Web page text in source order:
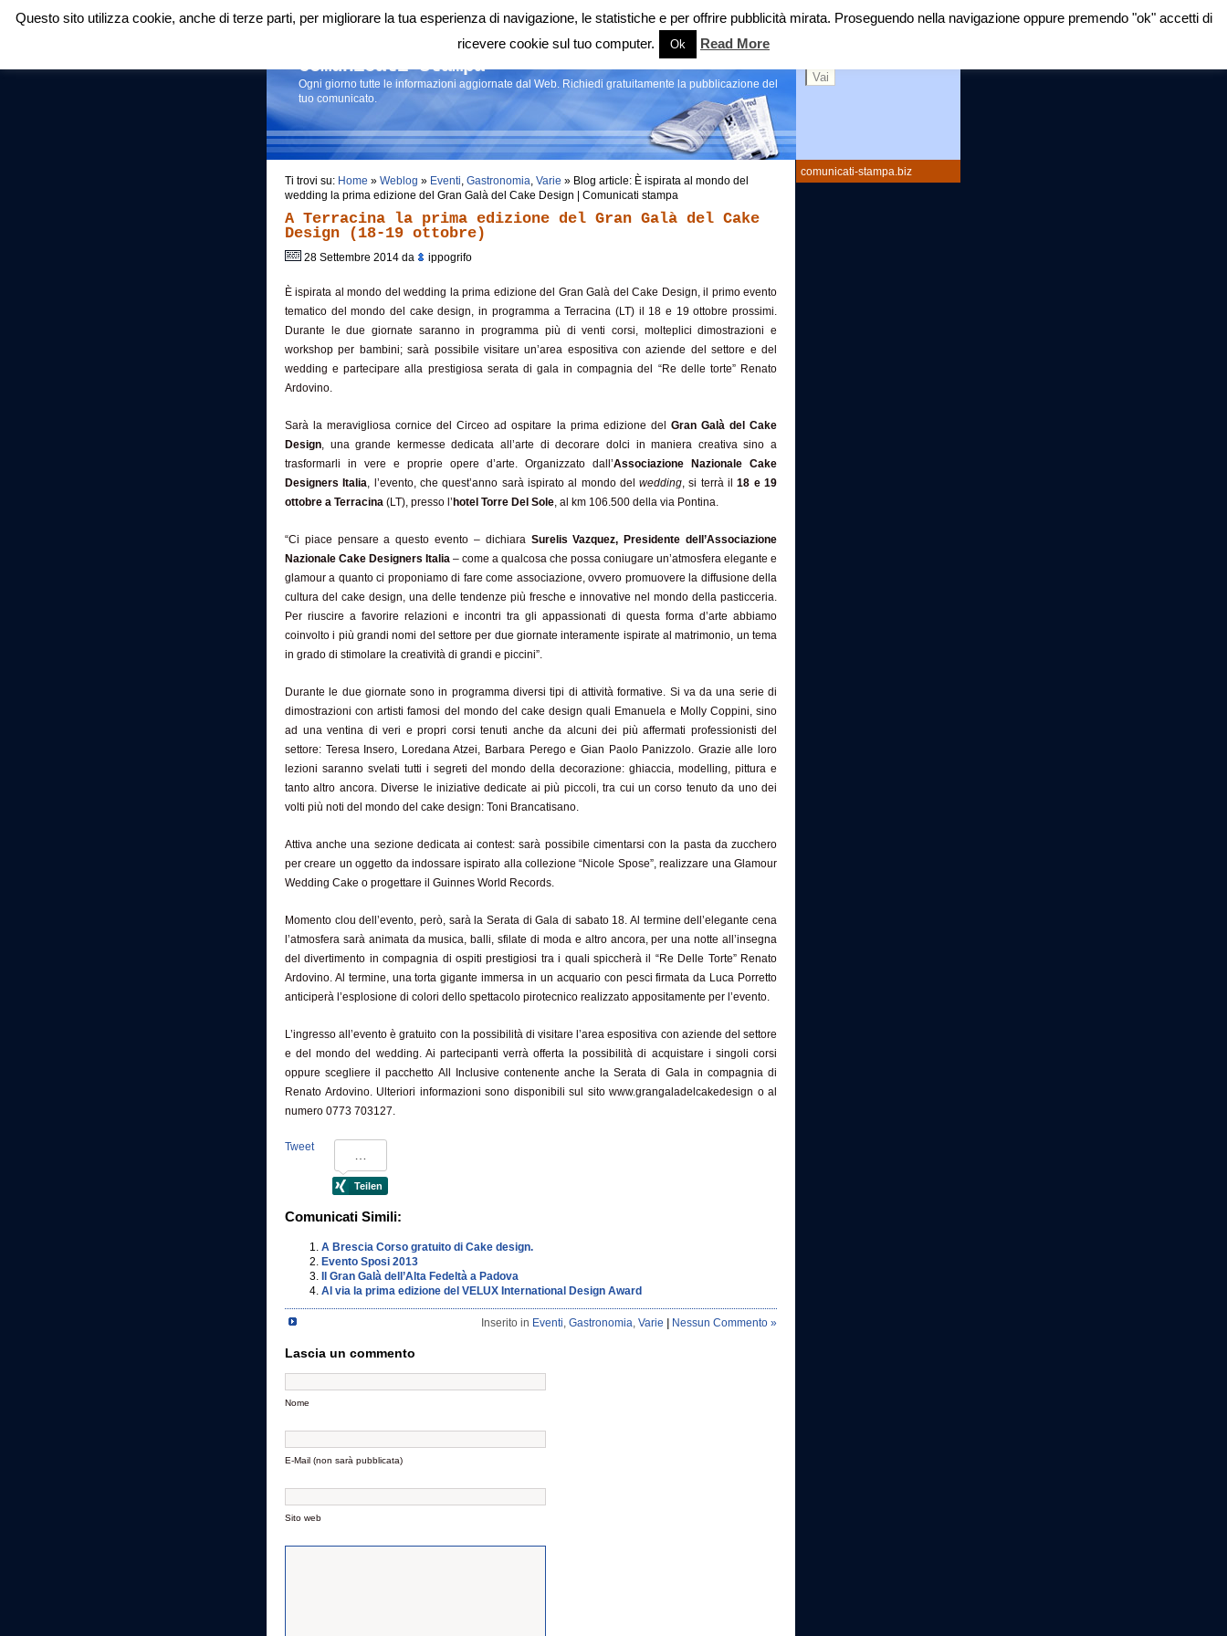
comunicati-stampa.biz
Login |RSS |
Comunicati stampa
Ogni giorno tutte le informazioni aggiornate dal Web. Richiedi gratuitamente la pubblicazione del
tuo comunicato.
Ti trovi su: Home » Weblog » Eventi, Gastronomia, Varie » Blog article: È ispirata al mondo del
wedding la prima edizione del Gran Galà del Cake Design | Comunicati stampa
A Terracina la prima edizione del Gran Galà del Cake
Design (18-19 ottobre)
28 Settembre 2014 da ippogrifo
È ispirata al mondo del wedding la prima edizione del Gran Galà del Cake Design, il primo evento
tematico del mondo del cake design, in programma a Terracina (LT) il 18 e 19 ottobre prossimi.
Durante le due giornate saranno in programma più di venti corsi, molteplici dimostrazioni e
workshop per bambini; sarà possibile visitare un’area espositiva con aziende del settore e del
wedding e partecipare alla prestigiosa serata di gala in compagnia del “Re delle torte” Renato
Ardovino.
Sarà la meravigliosa cornice del Circeo ad ospitare la prima edizione del Gran Galà del Cake
Design, una grande kermesse dedicata all’arte di decorare dolci in maniera creativa sino a
trasformarli in vere e proprie opere d’arte. Organizzato dall’Associazione Nazionale Cake
Designers Italia, l’evento, che quest’anno sarà ispirato al mondo delwedding, si terrà il18 e 19
ottobre a Terracina (LT), presso l’ hotel Torre Del Sole, al km 106.500 della via Pontina.
“Ci piace pensare a questo evento – dichiara Surelis Vazquez, Presidente dell’Associazione
Nazionale Cake Designers Italia – come a qualcosa che possa coniugare un’atmosfera elegante e
glamour a quanto ci proponiamo di fare come associazione, ovvero promuovere la diffusione della
cultura del cake design, una delle tendenze più fresche e innovative nel mondo della pasticceria.
Per riuscire a favorire relazioni e incontri tra gli appassionati di questa forma d’arte abbiamo
coinvolto i più grandi nomi del settore per due giornate interamente ispirate al matrimonio, un tema
in grado di stimolare la creatività di grandi e piccini”.
Durante le due giornate sono in programma diversi tipi di attività formative. Si va da una serie di
dimostrazioni con artisti famosi del mondo del cake design quali Emanuela e Molly Coppini, sino
ad una ventina di veri e propri corsi tenuti anche da alcuni dei più affermati professionisti del
settore: Teresa Insero, Loredana Atzei, Barbara Perego e Gian Paolo Panizzolo. Grazie alle loro
lezioni saranno svelati tutti i segreti del mondo della decorazione: ghiaccia, modelling, pittura e
tanto altro ancora. Diverse le iniziative dedicate ai più piccoli, tra cui un corso tenuto da uno dei
volti più noti del mondo del cake design: Toni Brancatisano.
Attiva anche una sezione dedicata ai contest: sarà possibile cimentarsi con la pasta da zucchero
per creare un oggetto da indossare ispirato alla collezione “Nicole Spose”, realizzare una Glamour
Wedding Cake o progettare il Guinnes World Records.
Momento clou dell’evento, però, sarà la Serata di Gala di sabato 18. Al termine dell’elegante cena
l’atmosfera sarà animata da musica, balli, sfilate di moda e altro ancora, per una notte all’insegna
del divertimento in compagnia di ospiti prestigiosi tra i quali spiccherà il “Re Delle Torte” Renato
Ardovino. Al termine, una torta gigante immersa in un acquario con pesci firmata da Luca Porretto
anticiperà l’esplosione di colori dello spettacolo pirotecnico realizzato appositamente per l’evento.
L’ingresso all’evento è gratuito con la possibilità di visitare l’area espositiva con aziende del settore
e del mondo del wedding. Ai partecipanti verrà offerta la possibilità di acquistare i singoli corsi
oppure scegliere il pacchetto All Inclusive contenente anche la Serata di Gala in compagnia di
Renato Ardovino. Ulteriori informazioni sono disponibili sul sito www.grangaladelcakedesign o al
numero 0773 703127.
Tweet
Comunicati Simili:
A Brescia Corso gratuito di Cake design.
Evento Sposi 2013
Il Gran Galà dell’Alta Fedeltà a Padova
Al via la prima edizione del VELUX International Design Award
Inserito in Eventi, Gastronomia, Varie Nessun Commento »
Lascia un commento
Nome
E-Mail (non sarà pubblicata)
Sito web
Questo sito utilizza cookie, anche di terze parti, per migliorare la tua esperienza di navigazione, le statistiche e per offrire pubblicità mirata. Proseguendo nella navigazione oppure premendo "ok" accetti di
ricevere cookie sul tuo computer.
Ok Read More